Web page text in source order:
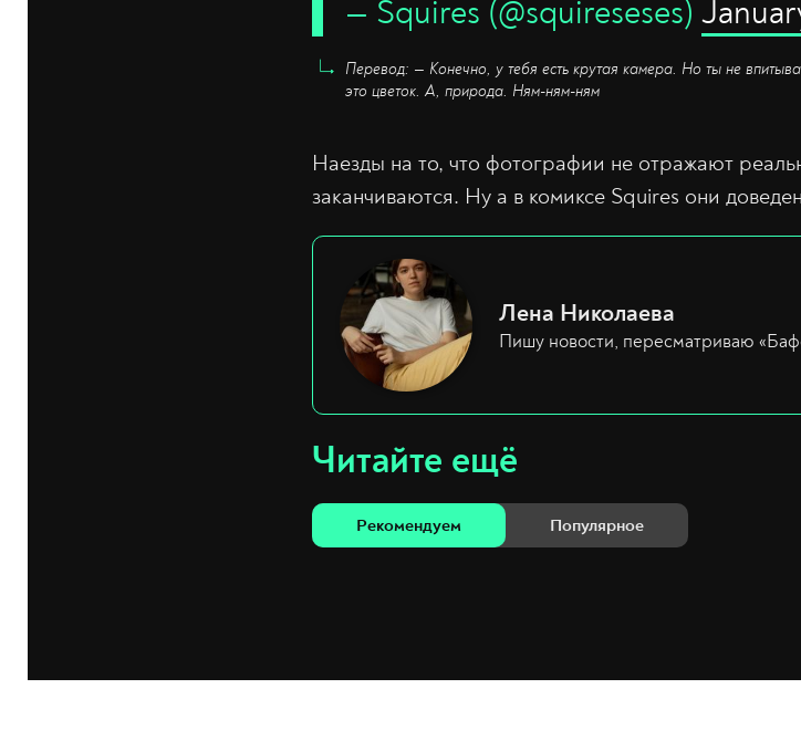
— Squires (@squireseses)
Перевод: — Конечно, у тебя есть крутая камера. Но ты не
это цветок. А, природа. Ням-ням-ням
Наезды на то, что фотографии не отражают
заканчиваются. Ну а в комиксе Squires они
Лена Николаева
Пишу новости, пересматриваю
Читайте ещё
Рекомендуем Популярное